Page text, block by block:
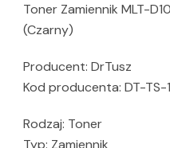
Toner Zamiennik MLT-
(Czarny)
Producent: DrTusz
Kod producenta: DT-TS-
Rodzaj: Toner